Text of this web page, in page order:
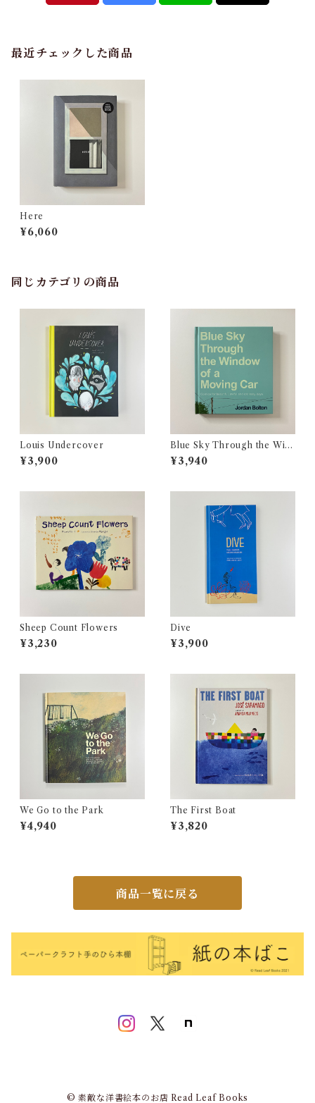
最近チェックした商品
Here
¥6,060
同じカテゴリの商品
Louis Undercover
¥3,900
Blue Sky Through the Win
dow of a Moving Car
¥3,940
Sheep Count Flowers
¥3,230
Dive
¥3,900
We Go to the Park
¥4,940
The First Boat
¥3,820
商品一覧に戻る
© 素敵な洋書絵本のお店 Read Leaf Books